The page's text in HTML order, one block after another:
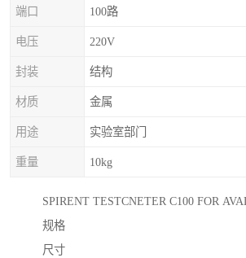
端口 100路
电压 220V
封装 结构
材质 金属
用途 实验室部门
重量 10kg
SPIRENT TESTCNETER C100 FOR
规格
尺寸